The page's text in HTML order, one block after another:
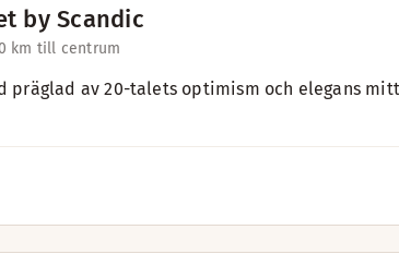
by Scandic
km till centrum
präglad av 20-talets optimism och elegans